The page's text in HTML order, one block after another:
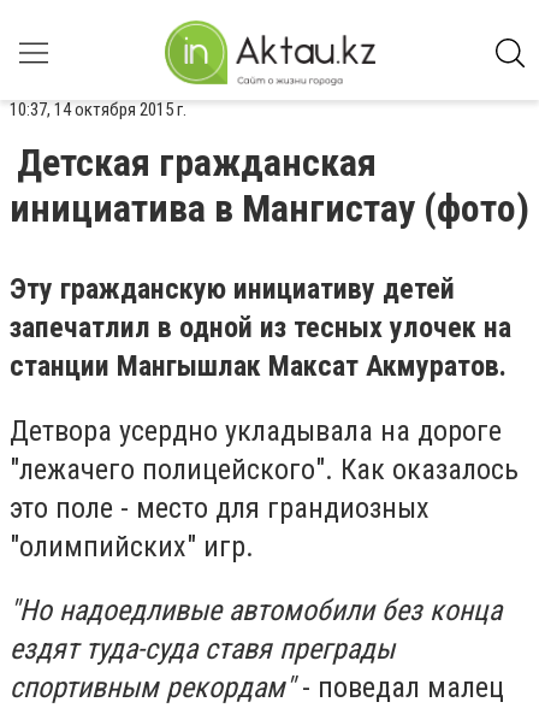
10:37, 14 октября 2015 г.
Детская гражданская
инициатива в Мангистау (фото)
Эту гражданскую инициативу детей
запечатлил в одной из тесных улочек на
станции Мангышлак Максат Акмуратов.
Детвора усердно укладывала на дороге
"лежачего полицейского". Как оказалось
это поле - место для грандиозных
"олимпийских" игр.
"Но надоедливые автомобили без конца
ездят туда-суда ставя преграды
спортивным рекордам"- поведал малец